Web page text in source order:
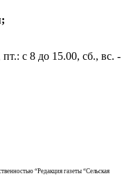
с 8 до 15.00, сб., вс. -
“Редакция газеты “Сельская